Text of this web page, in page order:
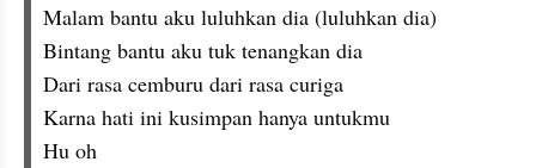
Malam bantu aku luluhkan dia (luluhkan dia)
Bintang bantu aku tuk tenangkan dia
Dari rasa cemburu dari rasa curiga
Karna hati ini kusimpan hanya untukmu
Hu oh